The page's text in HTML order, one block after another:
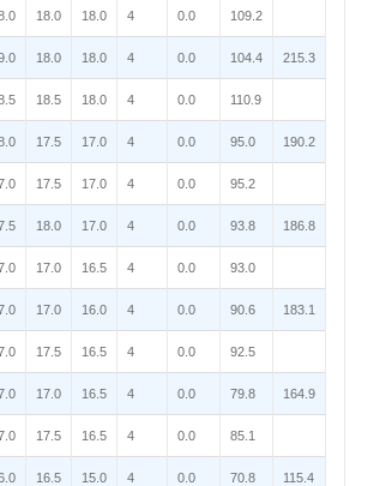
18.0 18.0 4 0.0 109.2
18.0 18.0 4 0.0 104.4 215.3
18.5 18.0 4 0.0 110.9
17.5 17.0 4 0.0 95.0 190.2
17.5 17.0 4 0.0 95.2
18.0 17.0 4 0.0 93.8 186.8
17.0 16.5 4 0.0 93.0
17.0 16.0 4 0.0 90.6 183.1
17.5 16.5 4 0.0 92.5
17.0 16.5 4 0.0 79.8 164.9
17.5 16.5 4 0.0 85.1
16.5 15.0 4 0.0 70.8 115.4